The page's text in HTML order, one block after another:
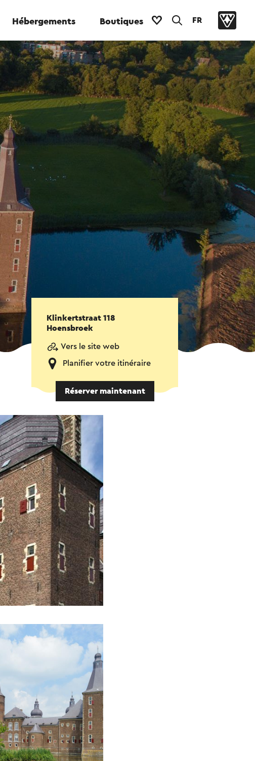
Hébergements Boutiques FR
Klinkertstraat 118
Hoensbroek
Vers le site web
Planifier votre itinéraire
Réserver maintenant